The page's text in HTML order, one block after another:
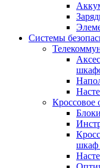
Системы
Кроссовое
шкаф